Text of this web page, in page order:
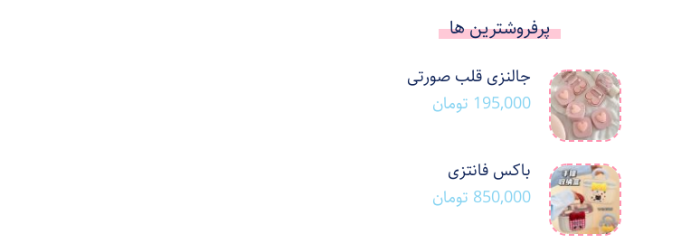
پرفروشترین ها
جالنزی قلب صورتی
195,000 تومان
باکس فانتزی
850,000 تومان